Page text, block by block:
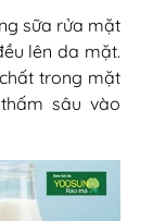
sữa rửa mặt
lên da mặt.
trong mặt
sâu vào